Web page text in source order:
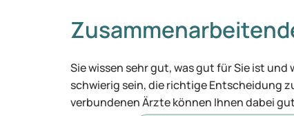
Sie wissen sehr gut, was gut für Sie ist
schwierig sein, die richtige Entscheidung
verbundenen Ärzte können Ihnen dabei